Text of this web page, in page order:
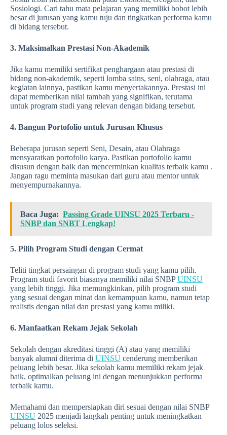
Sosiologi. Cari tahu mata pelajaran yang memiliki bobot lebih
besar di jurusan yang kamu tuju dan tingkatkan performa kamu
di bidang tersebut.
3. Maksimalkan Prestasi Non-Akademik
Jika kamu memiliki sertifikat penghargaan atau prestasi di
bidang non-akademik, seperti lomba sains, seni, olahraga, atau
kegiatan lainnya, pastikan kamu menyertakannya. Prestasi ini
dapat memberikan nilai tambah yang signifikan, terutama
untuk program studi yang relevan dengan bidang tersebut.
4. Bangun Portofolio untuk Jurusan Khusus
Beberapa jurusan seperti Seni, Desain, atau Olahraga
mensyaratkan portofolio karya. Pastikan portofolio kamu
disusun dengan baik dan mencerminkan kualitas terbaik kamu .
Jangan ragu meminta masukan dari guru atau mentor untuk
menyempurnakannya.
Baca Juga: Passing Grade UINSU 2025 Terbaru -
SNBP dan SNBT Lengkap!
5. Pilih Program Studi dengan Cermat
Teliti tingkat persaingan di program studi yang kamu pilih.
Program studi favorit biasanya memiliki nilai SNBPUINSU
yang lebih tinggi. Jika memungkinkan, pilih program studi
yang sesuai dengan minat dan kemampuan kamu, namun tetap
realistis dengan nilai dan prestasi yang kamu miliki.
6. Manfaatkan Rekam Jejak Sekolah
Sekolah dengan akreditasi tinggi (A) atau yang memiliki
banyak alumni diterima di UINSU cenderung memberikan
peluang lebih besar. Jika sekolah kamu memiliki rekam jejak
baik, optimalkan peluang ini dengan menunjukkan performa
terbaik kamu.
Memahami dan mempersiapkan diri sesuai dengan nilai SNBP
UINSU 2025 menjadi langkah penting untuk meningkatkan
peluang lolos seleksi.